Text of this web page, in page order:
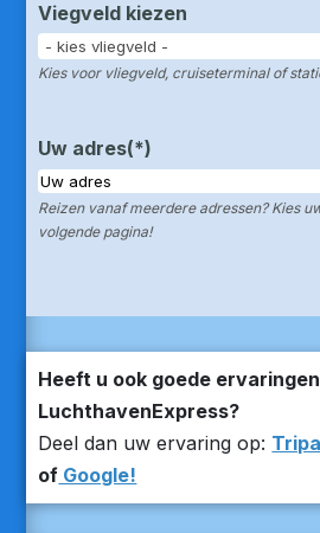
Viegveld kiezen
Kies voor vliegveld, cruiseterminal of
Uw adres(*)
Reizen vanaf meerdere adressen? Kies
volgende pagina!
Heeft u ook goede
LuchthavenExpress?
Deel dan uw ervaring op:
of Google!